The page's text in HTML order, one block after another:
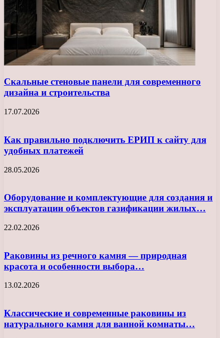
Скальные стеновые панели для современного
дизайна и строительства
17.07.2026
Как правильно подключить ЕРИП к сайту для
удобных платежей
28.05.2026
Оборудование и комплектующие для создания и
эксплуатации объектов газификации жилых…
22.02.2026
Раковины из речного камня — природная
красота и особенности выбора…
13.02.2026
Классические и современные раковины из
натурального камня для ванной комнаты…